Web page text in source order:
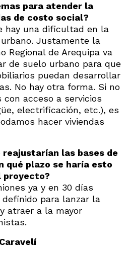
para atender la
de costo social?
hay una dificultad en la
Justamente la
Regional de Arequipa va
de suelo urbano para que
puedan desarrollar
No hay otra forma. Si no
acceso a servicios
electrificación, etc.), es
hacer viviendas
las bases de
qué plazo se haría esto
proyecto?
ya y en 30 días
para lanzar la
atraer a la mayor